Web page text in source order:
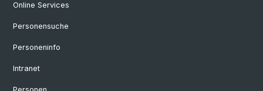
Online Services
Personensuche
Personeninfo
Intranet